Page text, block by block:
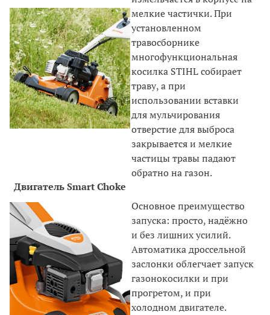
мелкие частички. При
установленном
травосборнике
многофункциональная
косилка STIHL собирает
траву, а при
использовании вставки
для мульчирования
отверстие для выброса
закрывается и мелкие
частицы травы падают
обратно на газон.
Двигатель Smart Choke
Основное преимущество
запуска: просто, надёжно
и без лишних усилий.
Автоматика дроссельной
заслонки облегчает запуск
газонокосилки и при
прогретом, и при
холодном двигателе.